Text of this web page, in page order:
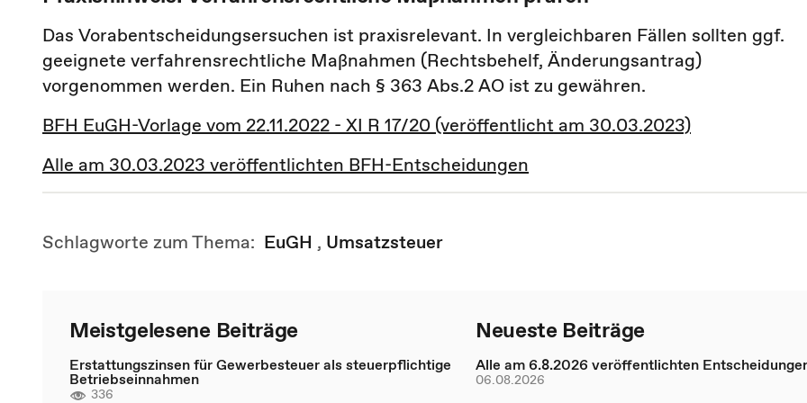
Das Vorabentscheidungsersuchen ist praxisrelevant. In vergleichbaren Fällen sollten ggf.
geeignete verfahrensrechtliche Maßnahmen (Rechtsbehelf, Änderungsantrag)
vorgenommen werden. Ein Ruhen nach § 363 Abs.2 AO ist zu gewähren.
BFH EuGH-Vorlage vom 22.11.2022 - XI R 17/20 (veröffentlicht am 30.03.2023)
Alle am 30.03.2023 veröffentlichten BFH-Entscheidungen
Schlagworte zum Thema: EuGH , Umsatzsteuer
Meistgelesene Beiträge
Erstattungszinsen für Gewerbesteuer als steuerpflichtige
Betriebseinnahmen
336
Neueste Beiträge
Alle am 6.8.2026 veröffentlichten
06.08.2026